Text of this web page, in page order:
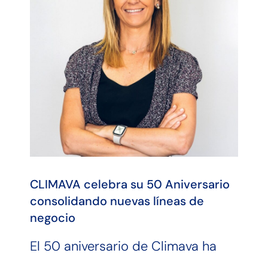
CLIMAVA celebra su 50 Aniversario
consolidando nuevas líneas de
negocio
El 50 aniversario de Climava ha